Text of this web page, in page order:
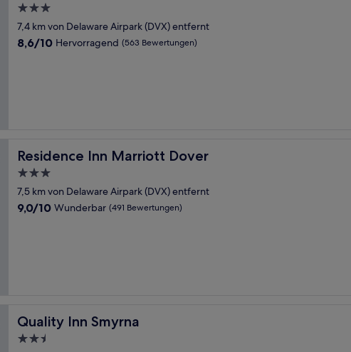
3.0-
Sterne-
Unterkunft
7,4 km von Delaware Airpark (DVX) entfernt
8.6
8,6/10 Hervorragend (563 Bewertungen)
Residence Inn Marriott Dover
Residence Inn Marriott Dover
3.0-
Sterne-
Unterkunft
7,5 km von Delaware Airpark (DVX) entfernt
9.0
9,0/10 Wunderbar (491 Bewertungen)
Quality Inn Smyrna
Quality Inn Smyrna
2.5-